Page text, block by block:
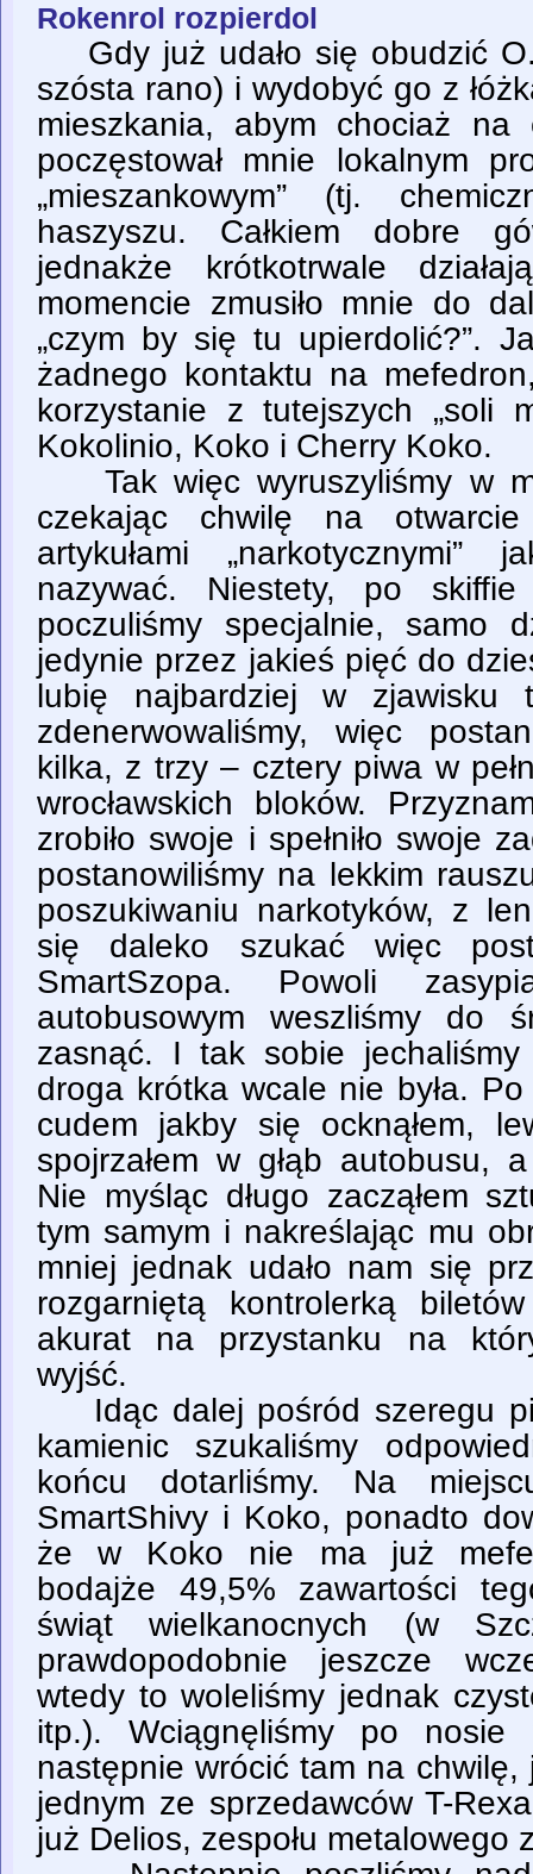
Rokenrol rozpierdol
Gdy już udało się obudzić O.
szósta rano) i wydobyć go z
mieszkania, abym chociaż na
poczęstował mnie lokalnym
„mieszankowym” (tj.
haszyszu. Całkiem dobre
jednakże krótkotrwale
momencie zmusiło mnie do
„czym by się tu upierdolić?”.
żadnego kontaktu na
korzystanie z tutejszych „soli
Kokolinio, Koko i Cherry Koko.
Tak więc wyruszyliśmy w
czekając chwilę na
artykułami
nazywać. Niestety, po
poczuliśmy specjalnie, samo
jedynie przez jakieś pięć do
lubię najbardziej w
zdenerwowaliśmy, więc
kilka, z trzy – cztery piwa w
wrocławskich bloków.
zrobiło swoje i spełniło swoje
postanowiliśmy na lekkim
poszukiwaniu narkotyków, z
się daleko szukać więc
SmartSzopa. Powoli
autobusowym weszliśmy do
zasnąć. I tak sobie
droga krótka wcale nie była.
cudem jakby się ocknąłem,
spojrzałem w głąb autobusu,
Nie myśląc długo zacząłem
tym samym i nakreślając mu
mniej jednak udało nam się
rozgarniętą kontrolerką
akurat na przystanku na
wyjść.
Idąc dalej pośród szeregu
kamienic szukaliśmy
końcu dotarliśmy. Na
SmartShivy i Koko, ponadto
że w Koko nie ma już
bodajże 49,5% zawartości
świąt wielkanocnych (w
prawdopodobnie jeszcze
wtedy to woleliśmy jednak
itp.). Wciągnęliśmy po
następnie wrócić tam na chwilę,
jednym ze sprzedawców T-
już Delios, zespołu metalowego